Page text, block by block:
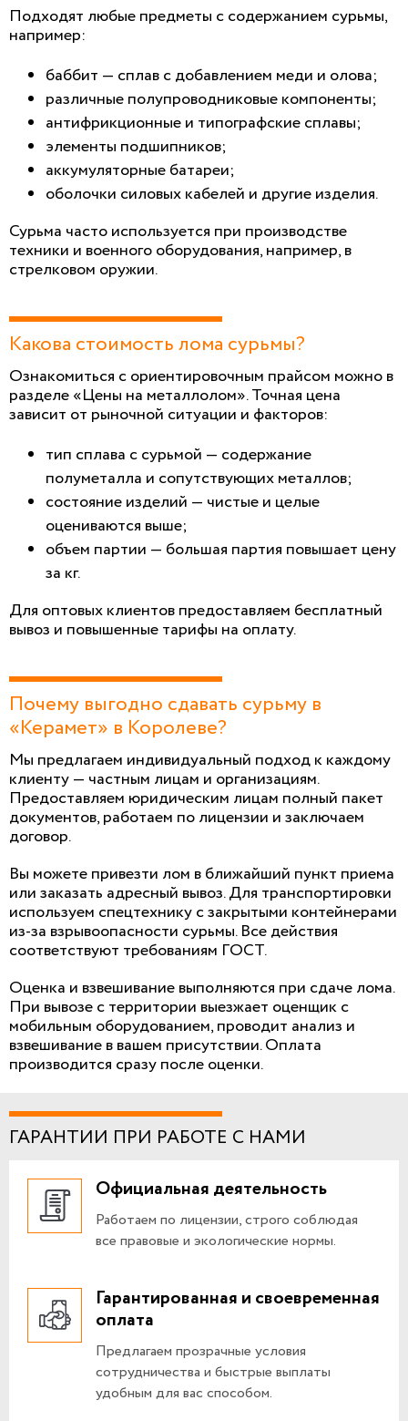
Подходят любые предметы с содержанием сурьмы,
например:
баббит — сплав с добавлением меди и олова;
различные полупроводниковые компоненты;
антифрикционные и типографские сплавы;
элементы подшипников;
аккумуляторные батареи;
оболочки силовых кабелей и другие изделия.
Сурьма часто используется при производстве
техники и военного оборудования, например, в
стрелковом оружии.
Какова стоимость лома сурьмы?
Ознакомиться с ориентировочным прайсом можно в
разделе «Цены на металлолом». Точная цена
зависит от рыночной ситуации и факторов:
тип сплава с сурьмой — содержание
полуметалла и сопутствующих металлов;
состояние изделий — чистые и целые
оцениваются выше;
объем партии — большая партия повышает цену
за кг.
Для оптовых клиентов предоставляем бесплатный
вывоз и повышенные тарифы на оплату.
Почему выгодно сдавать сурьму в
«Керамет» в Королеве?
Мы предлагаем индивидуальный подход к каждому
клиенту — частным лицам и организациям.
Предоставляем юридическим лицам полный пакет
документов, работаем по лицензии и заключаем
договор.
Вы можете привезти лом в ближайший пункт приема
или заказать адресный вывоз. Для транспортировки
используем спецтехнику с закрытыми контейнерами
из-за взрывоопасности сурьмы. Все действия
соответствуют требованиям ГОСТ.
Оценка и взвешивание выполняются при сдаче лома.
При вывозе с территории выезжает оценщик с
мобильным оборудованием, проводит анализ и
взвешивание в вашем присутствии. Оплата
производится сразу после оценки.
ГАРАНТИИ ПРИ РАБОТЕ С НАМИ
Официальная деятельность
Работаем по лицензии, строго соблюдая
все правовые и экологические нормы.
Гарантированная и своевременная
оплата
Предлагаем прозрачные условия
сотрудничества и быстрые выплаты
удобным для вас способом.